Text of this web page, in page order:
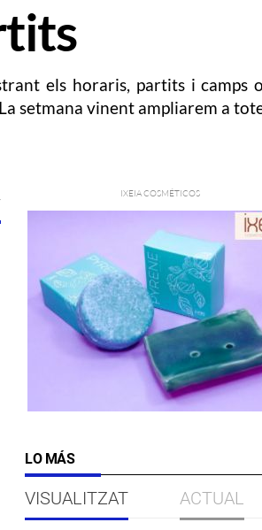
els horaris, partits i camps
setmana vinent ampliarem a
LO MÁS
VISUALITZAT ACTUAL